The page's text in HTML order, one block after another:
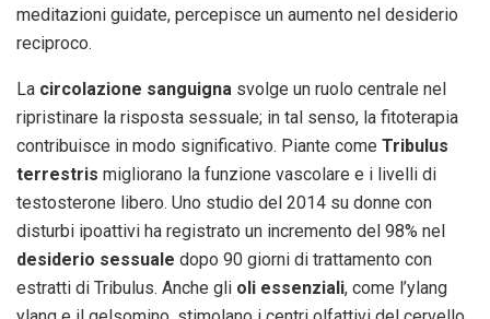
meditazioni guidate, percepisce un aumento nel desiderio
reciproco.
La circolazione sanguigna svolge un ruolo centrale nel
ripristinare la risposta sessuale; in tal senso, la fitoterapia
contribuisce in modo significativo. Piante come Tribulus
terrestris migliorano la funzione vascolare e i livelli di
testosterone libero. Uno studio del 2014 su donne con
disturbi ipoattivi ha registrato un incremento del 98% nel
desiderio sessuale dopo 90 giorni di trattamento con
estratti di Tribulus. Anche gli oli essenziali, come l’ylang